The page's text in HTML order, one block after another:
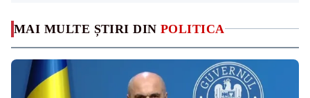
MAI MULTE ȘTIRI DIN POLITICA